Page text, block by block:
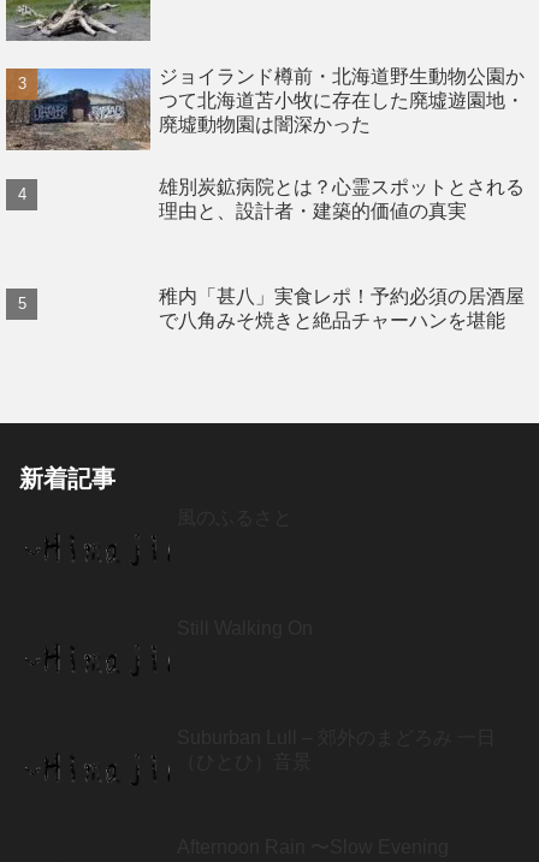
ジョイランド樽前・北海道野生動物公園か
つて北海道苫小牧に存在した廃墟遊園地・
廃墟動物園は闇深かった
雄別炭鉱病院とは？心霊スポットとされる
理由と、設計者・建築的価値の真実
稚内「甚八」実食レポ！予約必須の居酒屋
で八角みそ焼きと絶品チャーハンを堪能
新着記事